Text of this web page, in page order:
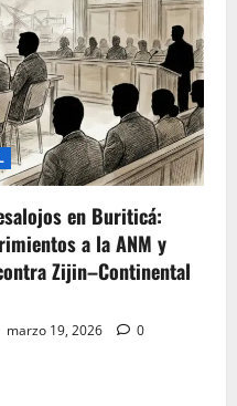
en Buriticá:
a la ANM y
Zijin–Continental
marzo 19, 2026 0